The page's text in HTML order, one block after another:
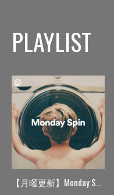
PLAYLIST
【月曜更新】Monday Spin